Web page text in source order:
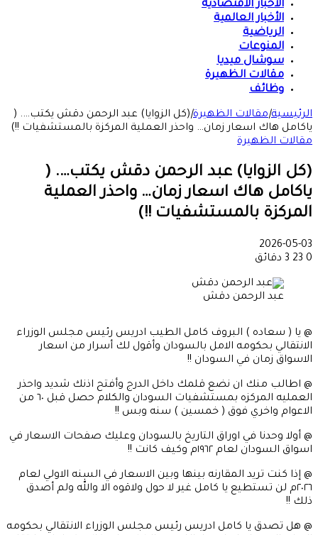
الأخبار الاقتصادية
الأخبار العالمية
الرياضية
المنوعات
سوشال ميديا
مقالات الظهيرة
وظائف
الرئيسية|مقالات الظهيرة|(كل الزوايا) عبد الرحمن دقش يكتب…. (
ياكامل هاك اسعار زمان… واحذر العملية المركزة بالمستشفيات !!)
مقالات الظهيرة
(كل الزوايا) عبد الرحمن دقش يكتب…. (
ياكامل هاك اسعار زمان… واحذر العملية
المركزة بالمستشفيات !!)
2026-05-03
0
3 دقائق
عبد الرحمن دقش
@ يا ( سعاده ) البروف كامل الطيب ادريس رئيس مجلس الوزراء
الانتقالي بحكومه الامل بالسودان وأقول لك أسرار من اسعار
الاسواق زمان في السودان !!
@ اطالب منك ان نضع قلمك داخل الدرج وأفتح اذنك شديد واحذر
العمليه المركزه بمستشفيات السودان والكلام حصل قبل ٦٠ من
الاعوام واخري فوق ( خمسين ) سنه وبس !!
@ أولا وحدنا في اوراق التاريخ بالسودان وعليك صفحات الاسعار في
اسواق السودان لعام ١٩٦٢م وكيف كانت !!
@ إذا كنت تريد المقارنه بينها وبين الاسعار في السنه الاولي لعام
٢٠٢٦م لن تستطيع يا كامل غير لا حول ولاقوه الا والله ولم أصدق
ذلك !!
@ هل تصدق يا كامل ادريس رئيس مجلس الوزراء الانتقالي بحكومه